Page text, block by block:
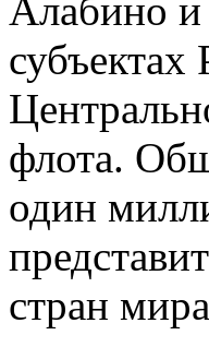
Алабино и
флота.
один
стран